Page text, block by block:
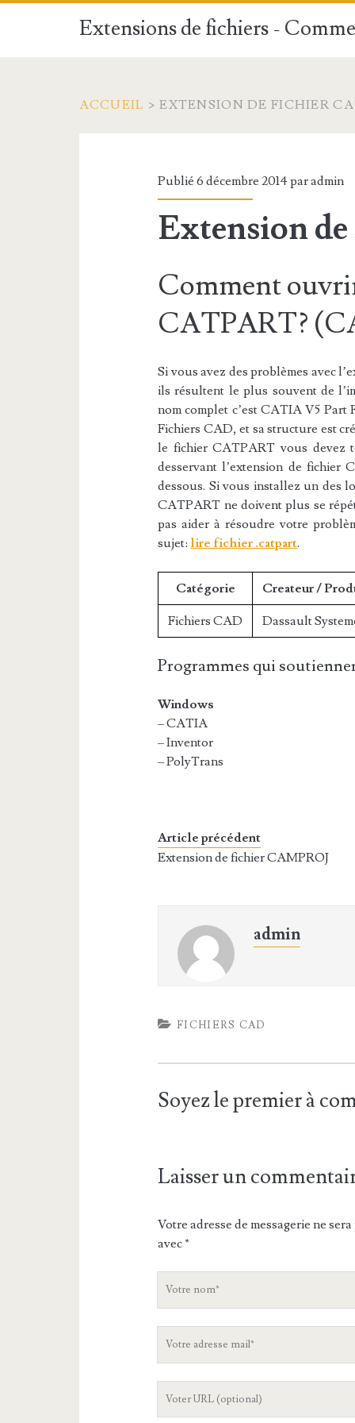
Extensions de fichiers -
ACCUEIL > EXTENSION DE FICHIER
Publié 6 décembre 2014 paradmin
Extension
Comment
CATPART?
Si vous avez des problèmes avec
ils résultent le plus souvent de
nom complet c’est CATIA V5
Fichiers CAD, et sa structure est
le fichier CATPART vous devez
desservant l’extension de fichier
dessous. Si vous installez un des
CATPART ne doivent plus se
pas aider à résoudre votre
sujet: lire fichier .catpart.
Catégorie Createur /
Fichiers CAD Dassault
Programmes qui
Windows
– CATIA
– Inventor
– PolyTrans
Article précédent
Extension de fichier CAMPROJ
admin
FICHIERS CAD
Soyez le premier à
Laisser un
Votre adresse de messagerie ne
avec*
V
n
m
V
L